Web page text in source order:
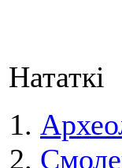
Нататкі